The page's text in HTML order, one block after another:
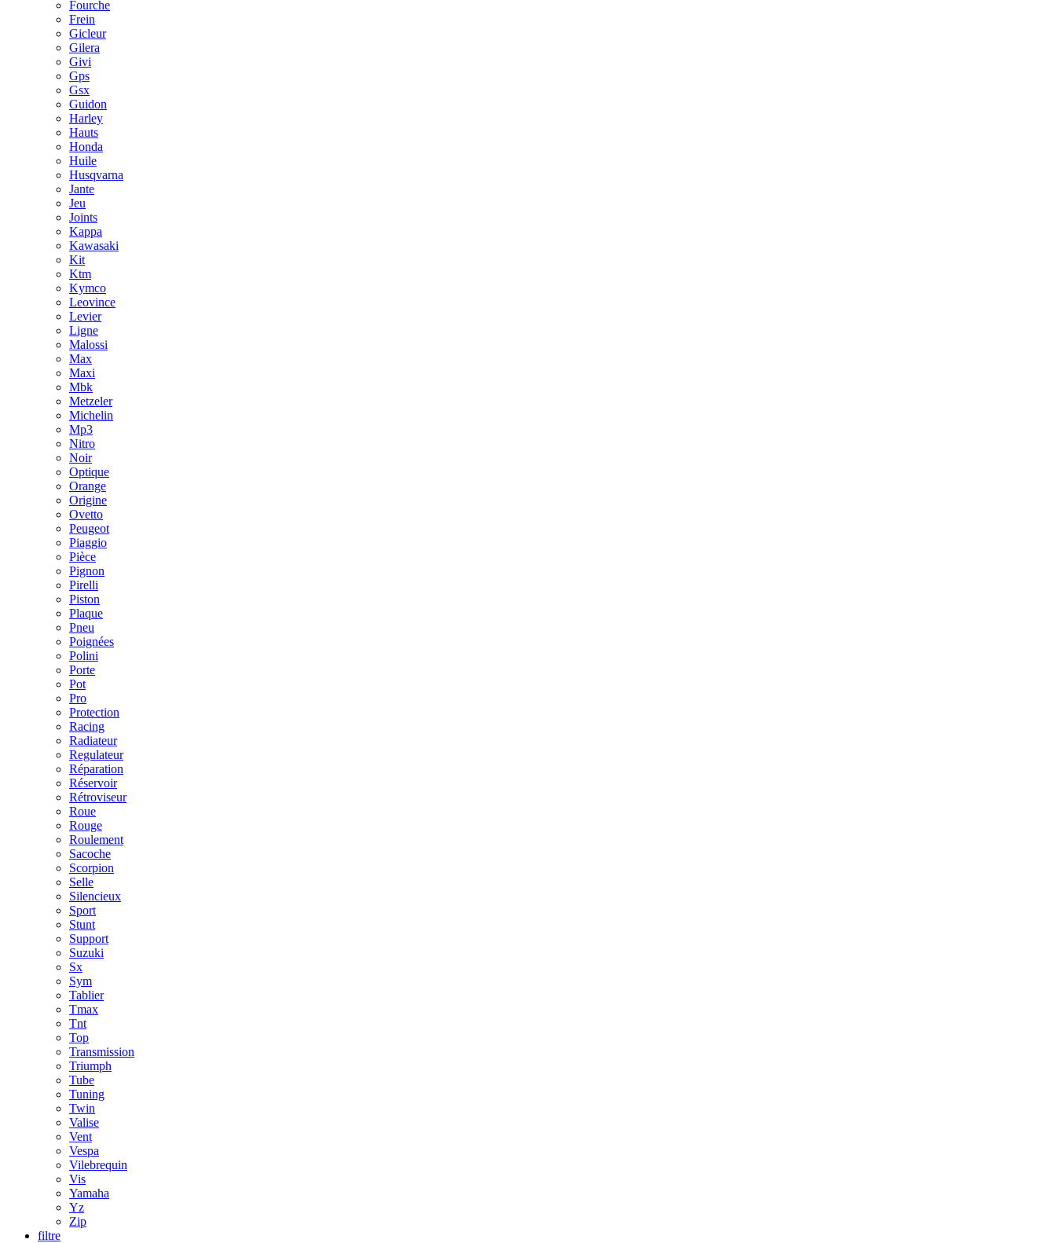
Fourche
Frein
Gicleur
Gilera
Givi
Gps
Gsx
Guidon
Harley
Hauts
Honda
Huile
Husqvarna
Jante
Jeu
Joints
Kappa
Kawasaki
Kit
Ktm
Kymco
Leovince
Levier
Ligne
Malossi
Max
Maxi
Mbk
Metzeler
Michelin
Mp3
Nitro
Noir
Optique
Orange
Origine
Ovetto
Peugeot
Piaggio
Pièce
Pignon
Pirelli
Piston
Plaque
Pneu
Poignées
Polini
Porte
Pot
Pro
Protection
Racing
Radiateur
Regulateur
Réparation
Réservoir
Rétroviseur
Roue
Rouge
Roulement
Sacoche
Scorpion
Selle
Silencieux
Sport
Stunt
Support
Suzuki
Sx
Sym
Tablier
Tmax
Tnt
Top
Transmission
Triumph
Tube
Tuning
Twin
Valise
Vent
Vespa
Vilebrequin
Vis
Yamaha
Yz
Zip
filtre